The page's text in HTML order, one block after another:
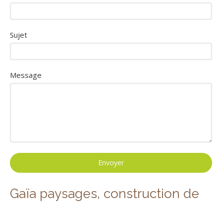
Sujet
Message
Envoyer
Gaïa paysages, construction de